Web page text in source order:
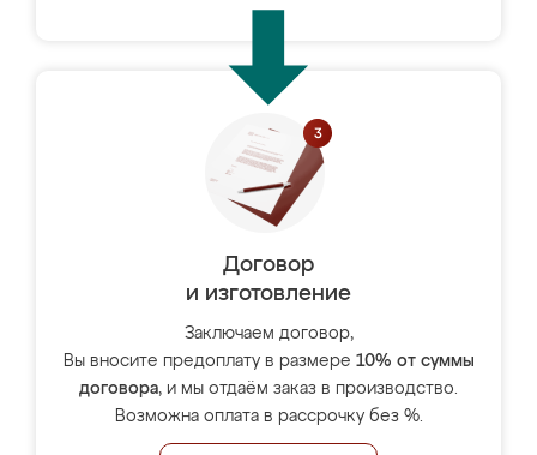
Договор
и изготовление
Заключаем договор,
Вы вносите предоплату в размере 10% от суммы
договора, и мы отдаём заказ в производство.
Возможна оплата в рассрочку без %.